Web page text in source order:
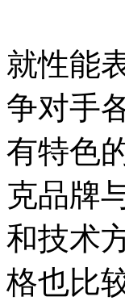
就性能
争对手
有特色
克品牌
和技术
格也比